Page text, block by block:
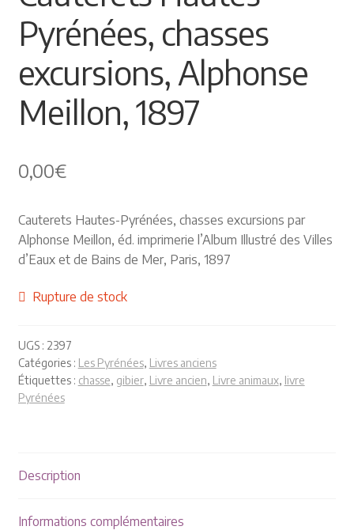
Himalayisme
Nature Pêche Chasse
Régionalisme
VIEUX PAPIERS
Plaquettes et publicités
MANIFESTATIONS
Rendez-nous visite
Pyrénées, chasses
excursions, Alphonse
Meillon, 1897
0,00€
Cauterets Hautes-Pyrénées, chasses excursions par
Alphonse Meillon, éd. imprimerie l’Album Illustré des Villes
d’Eaux et de Bains de Mer, Paris, 1897
Rupture de stock
UGS : 2397
Catégories : Les Pyrénées, Livres anciens
Étiquettes : chasse, gibier, Livre ancien, Livre animaux, livre
Pyrénées
Description
Informations complémentaires